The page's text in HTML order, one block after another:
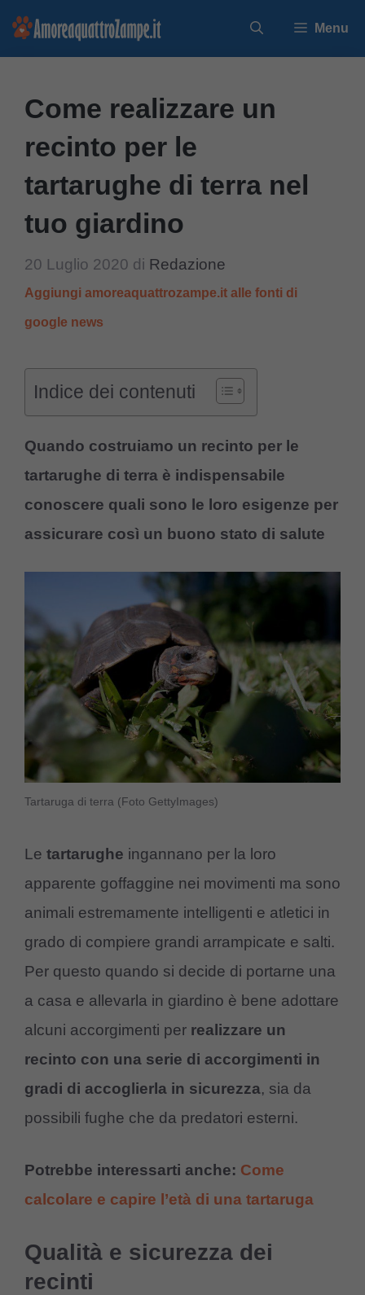
Vai
Menu
Come realizzare un
recinto per le
tartarughe di terra nel
tuo giardino
20 Luglio 2020 di Redazione
Aggiungi amoreaquattrozampe.it alle fonti di
google news
Indice dei contenuti
Quando costruiamo un recinto per le
tartarughe di terra è indispensabile
conoscere quali sono le loro esigenze per
assicurare così un buono stato di salute
Tartaruga di terra (Foto GettyImages)
Le tartarughe ingannano per la loro
apparente goffaggine nei movimenti ma sono
animali estremamente intelligenti e atletici in
grado di compiere grandi arrampicate e salti.
Per questo quando si decide di portarne una
a casa e allevarla in giardino è bene adottare
alcuni accorgimenti per realizzare un
recinto con una serie di accorgimenti in
gradi di accoglierla in sicurezza, sia da
possibili fughe che da predatori esterni.
Potrebbe interessarti anche: Come
calcolare e capire l’età di una tartaruga
Qualità e sicurezza dei
recinti